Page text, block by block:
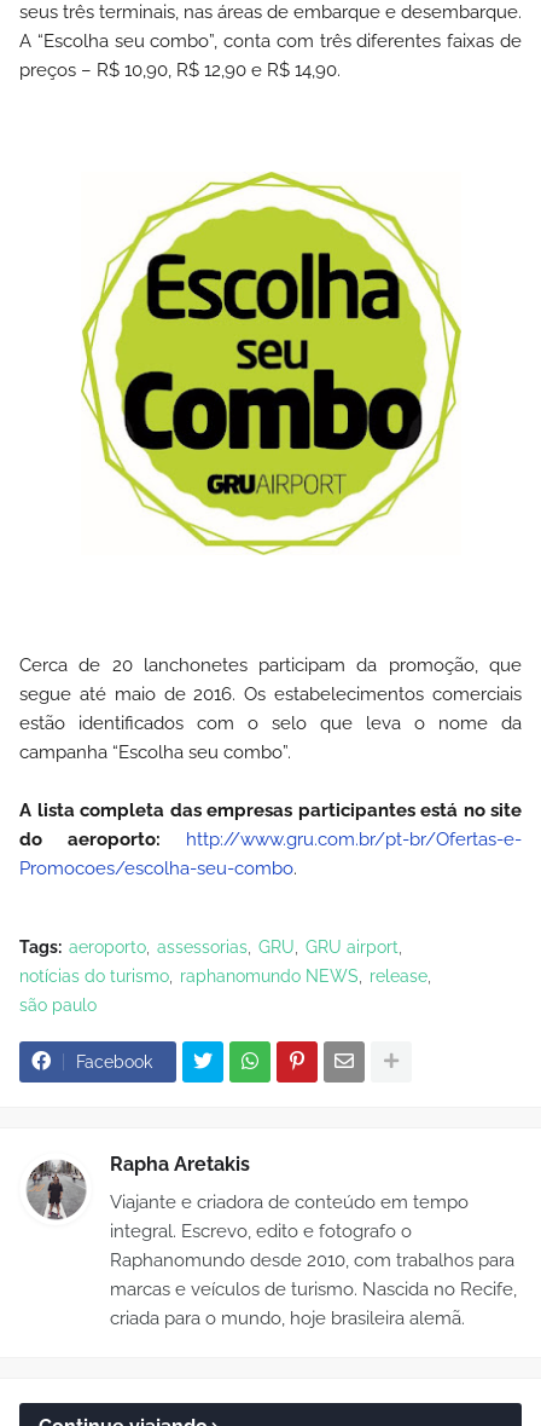
seus três terminais, nas áreas de embarque e desembarque.
A “Escolha seu combo”, conta com três diferentes faixas de
preços – R$ 10,90, R$ 12,90 e R$ 14,90.
Cerca de 20 lanchonetes participam da promoção, que
segue até maio de 2016. Os estabelecimentos comerciais
estão identificados com o selo que leva o nome da
campanha “Escolha seu combo”.
A lista completa das empresas participantes está no site
do aeroporto:
http://www.gru.com.br/pt-br/Ofertas-e-
Promocoes/escolha-seu-combo.
Tags: aeroporto assessorias GRU
GRU airport
notícias do turismo
raphanomundo NEWS
release
são paulo
Facebook
Rapha Aretakis
Viajante e criadora de conteúdo em tempo
integral. Escrevo, edito e fotografo o
Raphanomundo desde 2010, com trabalhos para
marcas e veículos de turismo. Nascida no Recife,
criada para o mundo, hoje brasileira alemã.